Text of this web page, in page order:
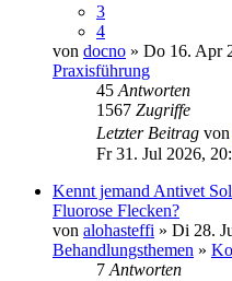
3
4
von docno » Do 16. Apr
Praxisführung
45 Antworten
1567 Zugriffe
Letzter Beitrag von
Fr 31. Jul 2026,
Kennt jemand Antivet
Fluorose Flecken?
von alohasteffi » Di 28.
Behandlungsthemen »
7 Antworten